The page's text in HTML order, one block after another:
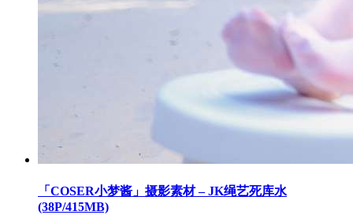
「COSER小梦酱」摄影素材 – JK绳艺死库水
(38P/415MB)